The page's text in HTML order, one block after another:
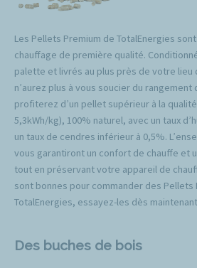
Les Pellets Premium de TotalEnergies
chauffage de première qualité.
palette et livrés au plus près de votre lieu
n’aurez plus à vous soucier du rangement
profiterez d’un pellet supérieur à la qualité
5,3kWh/kg), 100% naturel, avec un taux
un taux de cendres inférieur à 0,5%.
vous garantiront un confort de chauffe et
tout en préservant votre appareil de
sont bonnes pour commander des Pellets
TotalEnergies, essayez-les dès
Des buches de bois